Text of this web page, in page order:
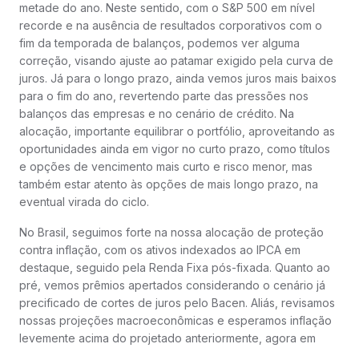
metade do ano. Neste sentido, com o S&P 500 em nível
recorde e na ausência de resultados corporativos com o
fim da temporada de balanços, podemos ver alguma
correção, visando ajuste ao patamar exigido pela curva de
juros. Já para o longo prazo, ainda vemos juros mais baixos
para o fim do ano, revertendo parte das pressões nos
balanços das empresas e no cenário de crédito. Na
alocação, importante equilibrar o portfólio, aproveitando as
oportunidades ainda em vigor no curto prazo, como títulos
e opções de vencimento mais curto e risco menor, mas
também estar atento às opções de mais longo prazo, na
eventual virada do ciclo.
No Brasil, seguimos forte na nossa alocação de proteção
contra inflação, com os ativos indexados ao IPCA em
destaque, seguido pela Renda Fixa pós-fixada. Quanto ao
pré, vemos prêmios apertados considerando o cenário já
precificado de cortes de juros pelo Bacen. Aliás, revisamos
nossas projeções macroeconômicas e esperamos inflação
levemente acima do projetado anteriormente, agora em